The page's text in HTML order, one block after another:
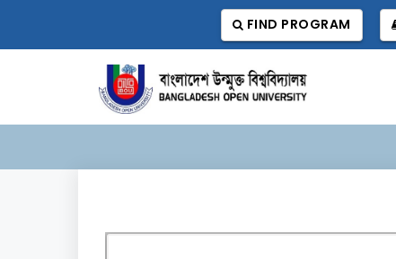
FIND PROGRAM